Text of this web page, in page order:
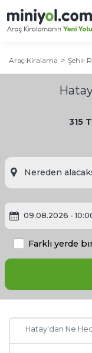
Araç Kiralama Şehir
315
09.08.2026 -
Farklı yerde
Hatay'a Ne
Hatay'da
Hatay Otelleri:
Hatay'da Ne,
Hatay'dan Ne
Diğer
Adana
Antalya
Ankara
Muğla